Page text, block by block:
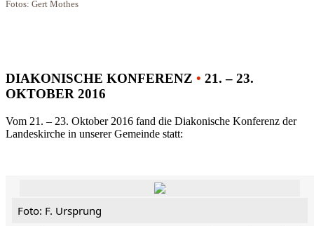
Fotos: Gert Mothes
DIAKONISCHE KONFERENZ • 21. – 23.
OKTOBER 2016
Vom 21. – 23. Oktober 2016 fand die Diakonische Konferenz der
Landeskirche in unserer Gemeinde statt:
Foto: F. Ursprung